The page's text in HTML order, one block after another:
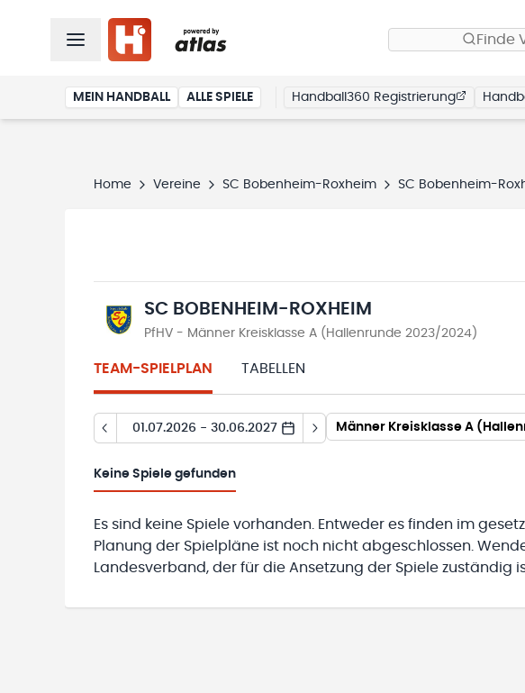
Finde
MEIN HANDBALL ALLE SPIELE Handball360 Registrierung
Home Vereine SC Bobenheim-Roxheim SC Bobenheim-
SC BOBENHEIM-ROXHEIM
PfHV - Männer Kreisklasse A (Hallenrunde 2023/2024)
TEAM-SPIELPLAN TABELLEN
01.07.2026 - 30.06.2027 Männer Kreisklasse A
Keine Spiele gefunden
Es sind keine Spiele vorhanden. Entweder es finden im
Planung der Spielpläne ist noch nicht abgeschlossen.
Landesverband, der für die Ansetzung der Spiele zuständig